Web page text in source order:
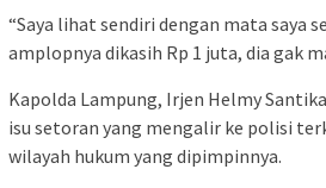
“Saya lihat sendiri dengan mata saya
amplopnya dikasih Rp 1 juta, dia gak
Kapolda Lampung, Irjen Helmy
isu setoran yang mengalir ke polisi
wilayah hukum yang dipimpinnya.